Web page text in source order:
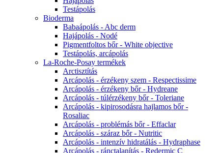
Testápolás
Bioderma
Babaápolás - Abc derm
Hajápolás - Nodé
Pigmentfoltos bőr - White objective
Testápolás, arcápolás
La-Roche-Posay termékek
Arctisztítás
Arcápolás - érzékeny szem - Respectissime
Arcápolás - érzékeny bőr - Hydreane
Arcápolás - túlérzékeny bőr - Toleriane
Arcápolás - kipirosodásra hajlamos bőr -
Rosaliac
Arcápolás - problémás bőr - Effaclar
Arcápolás - száraz bőr - Nutritic
Arcápolás - intenzív hidratálás - Hydraphase
Arcápolás - ránctalanítás - Redermic C